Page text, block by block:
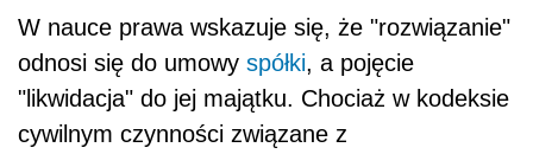
W nauce prawa wskazuje się, że "rozwiązanie"
odnosi się do umowy spółki, a pojęcie
"likwidacja" do jej majątku. Chociaż w kodeksie
cywilnym czynności związane z